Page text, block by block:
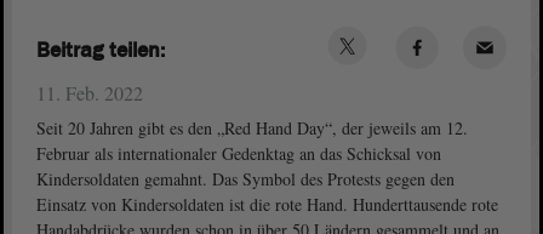
11. Feb. 2022
Seit 20 Jahren gibt es den „Red Hand Day“, der jeweils am 12.
Februar als internationaler Gedenktag an das Schicksal von
Kindersoldaten gemahnt. Das Symbol des Protests gegen den
Einsatz von Kindersoldaten ist die rote Hand. Hunderttausende rote
Beitrag teilen: